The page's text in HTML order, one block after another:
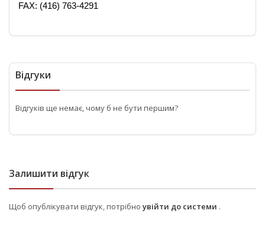
FAX: (416) 763-4291
Відгуки
Відгуків ще немає, чому б не бути першим?
Залишити відгук
Щоб опублікувати відгук, потрібно увійти до системи .